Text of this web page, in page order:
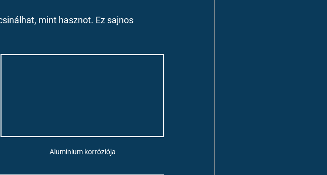
mint hasznot. Ez sajnos
Alumínium korróziója